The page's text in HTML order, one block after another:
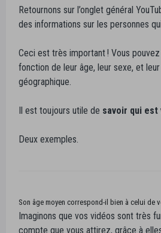
Retournons sur l’onglet général
des informations sur les personnes
Ceci est très important ! Vous
fonction de leur âge, leur sexe, et
géographique.
Il est toujours utile de savoir qui
Deux exemples.
Son âge moyen correspond-il bien à celui de
Imaginons que vos vidéos sont très
compte que vous attirez, grâce à